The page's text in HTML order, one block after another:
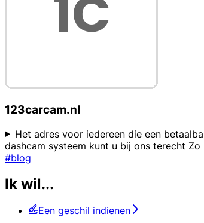
123carcam.nl
Het adres voor iedereen die een
dashcam systeem kunt u bij ons terecht
#blog
Ik wil...
Een geschil indienen